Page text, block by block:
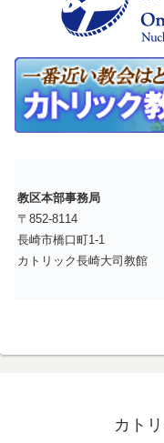
教区本部事務局
〒852-8114
長崎市橋口町1-1
カトリック長崎大司教館
カト